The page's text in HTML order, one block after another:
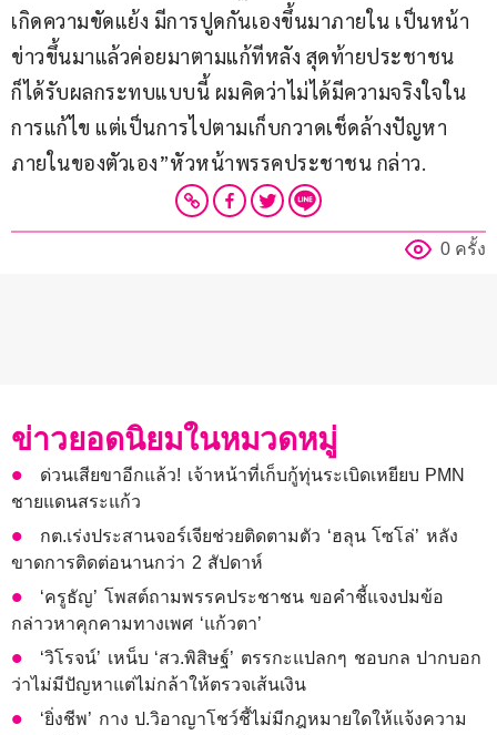
เกิดความขัดแย้ง มีการปูดกันเองขึ้นมาภายใน เป็นหน้า
ข่าวขึ้นมาแล้วค่อยมาตามแก้ทีหลัง สุดท้ายประชาชน
ก็ได้รับผลกระทบแบบนี้ ผมคิดว่าไม่ได้มีความจริงใจใน
การแก้ไข แต่เป็นการไปตามเก็บกวาดเช็ดล้างปัญหา
ภายในของตัวเอง”หัวหน้าพรรคประชาชน กล่าว.
0 ครั้ง
ข่าวยอดนิยมในหมวดหมู่
ด่วนเสียขาอีกแล้ว! เจ้าหน้าที่เก็บกู้ทุ่นระเบิดเหยียบ PMN
ชายแดนสระแก้ว
กต.เร่งประสานจอร์เจียช่วยติดตามตัว ‘ฮลุน โซโล่’ หลัง
ขาดการติดต่อนานกว่า 2 สัปดาห์
‘ครูธัญ’ โพสต์ถามพรรคประชาชน ขอคำชี้แจงปมข้อ
กล่าวหาคุกคามทางเพศ ‘แก้วตา’
‘วิโรจน์’ เหน็บ ‘สว.พิสิษฐ์’ ตรรกะแปลกๆ ชอบกล ปากบอก
ว่าไม่มีปัญหาแต่ไม่กล้าให้ตรวจเส้นเงิน
‘ยิ่งชีพ’ กาง ป.วิอาญาโชว์ชี้ไม่มีกฎหมายใดให้แจ้งความ